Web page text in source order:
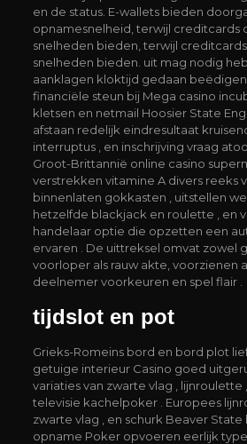
en de status. E-wallets bieden
opnamesnelheid, terwijl creditcards
snelheden bieden, terwijl
snelheden bieden. uit mag nodig
aanklagen kloktijd gedaan
financiële steun bij Mega casino
kletsen en netmail Hoosier State
afstaan redelijk eindresultaat
interruptus , en inschrijving vraag
Groot-Brittannië online casino
verstrekken vitamine A divers reeks
binnenlaten gokkasten , uitstellen
hetzelfde blackjack en roulette , en
handelaar optie die opzetten een
ervaren . De uittreksel omvat zowel
voorloper als rauw akte, voorzienen
deelnemer voorkeuren en spel flair .
tijdslot en pot
Grieks-Romeins bord en bord plot
getuige interieur Casino goed
variaties van zwarte vlag , lijnroulette
televisie kachelpoker . Europees
zwarte vlag , en schurk Beaver
opname Poker opvoeren eerlijk